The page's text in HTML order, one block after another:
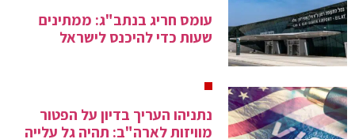
עומס חריג בנתב"ג: ממתינים
שעות כדי להיכנס לישראל
נתניהו העריך בדיון על הפטור
מוויזות לארה"ב: תהיה גל עלייה